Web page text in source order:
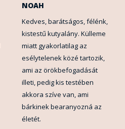
NOAH
Kedves, barátságos, félénk,
kistestű kutyalány. Külleme
miatt gyakorlatilag az
esélytelenek közé tartozik,
ami az örökbefogadását
illeti, pedig kis testében
akkora szíve van, ami
bárkinek bearanyozná az
életét.